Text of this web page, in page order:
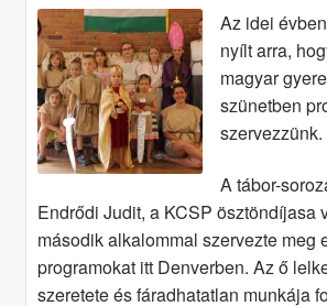
Az idei
nyílt arra,
magyar
szünetben
szervezzünk.
A tábor-
Endrődi Judit, a KCSP ösztöndíjasa
második alkalommal szervezte meg
programokat itt Denverben. Az ő
szeretete és fáradhatatlan munkája